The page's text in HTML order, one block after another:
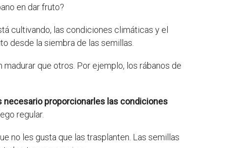
en dar fruto?
cultivando, las condiciones climáticas y el
desde la siembra de las semillas.
que otros. Por ejemplo, los rábanos de
necesario proporcionarles las condiciones
regular.
no les gusta que las trasplanten. Las semillas